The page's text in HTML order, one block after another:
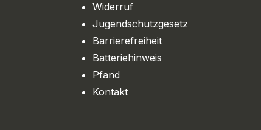
Widerruf
Jugendschutzgesetz
Barrierefreiheit
Batteriehinweis
Pfand
Kontakt